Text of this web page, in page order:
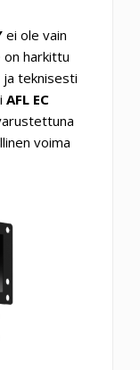
ei ole vain
on harkittu
ja teknisesti
AFL EC
voima